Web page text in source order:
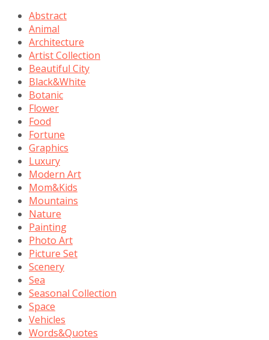
Abstract
Animal
Architecture
Artist Collection
Beautiful City
Black&White
Botanic
Flower
Food
Fortune
Graphics
Luxury
Modern Art
Mom&Kids
Mountains
Nature
Painting
Photo Art
Picture Set
Scenery
Sea
Seasonal Collection
Space
Vehicles
Words&Quotes